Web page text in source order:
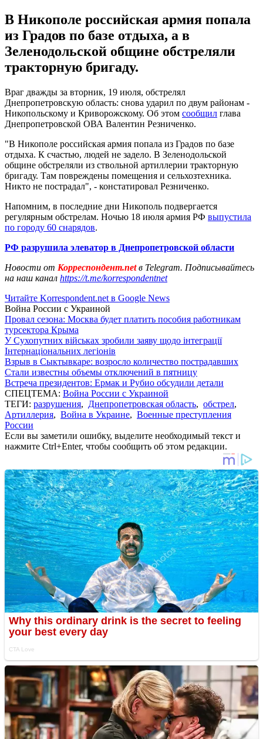
В Никополе российская армия попала
из Градов по базе отдыха, а в
Зеленодольской общине обстреляли
тракторную бригаду.
Враг дважды за вторник, 19 июля, обстрелял
Днепропетровскую область: снова ударил по двум районам -
Никопольскому и Криворожскому. Об этом сообщил глава
Днепропетровской ОВА Валентин Резниченко.
"В Никополе российская армия попала из Градов по базе
отдыха. К счастью, людей не задело. В Зеленодольской
общине обстреляли из ствольной артиллерии тракторную
бригаду. Там повреждены помещения и сельхозтехника.
Никто не пострадал", - констатировал Резниченко.
Напомним, в последние дни Никополь подвергается
регулярным обстрелам. Ночью 18 июля армия РФ выпустила
по городу 60 снарядов.
РФ разрушила элеватор в Днепропетровской области
Новости от Корреспондент.netв Telegram. Подписывайтесь
на наш канал https://t.me/korrespondentnet
Читайте Korrespondent.net в Google News
Война России с Украиной
Провал сезона: Москва будет платить пособия работникам
турсектора Крыма
У Сухопутних військах зробили заяву щодо інтеграції
Інтернаціональних легіонів
Взрыв в Сыктывкаре: возросло количество пострадавших
Стали известны объемы отключений в пятницу
Встреча президентов: Ермак и Рубио обсудили детали
СПЕЦТЕМА: Война России с Украиной
ТЕГИ: разрушения, Днепропетровская область, обстрел,
Артиллерия, Война в Украине, Военные преступления
России
Если вы заметили ошибку, выделите необходимый текст и
нажмите Ctrl+Enter, чтобы сообщить об этом редакции.